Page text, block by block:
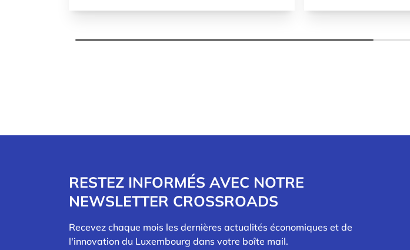
RESTEZ INFORMÉS AVEC NOTRE
NEWSLETTER CROSSROADS
Recevez chaque mois les dernières actualités économiques et de
l'innovation du Luxembourg dans votre boîte mail.